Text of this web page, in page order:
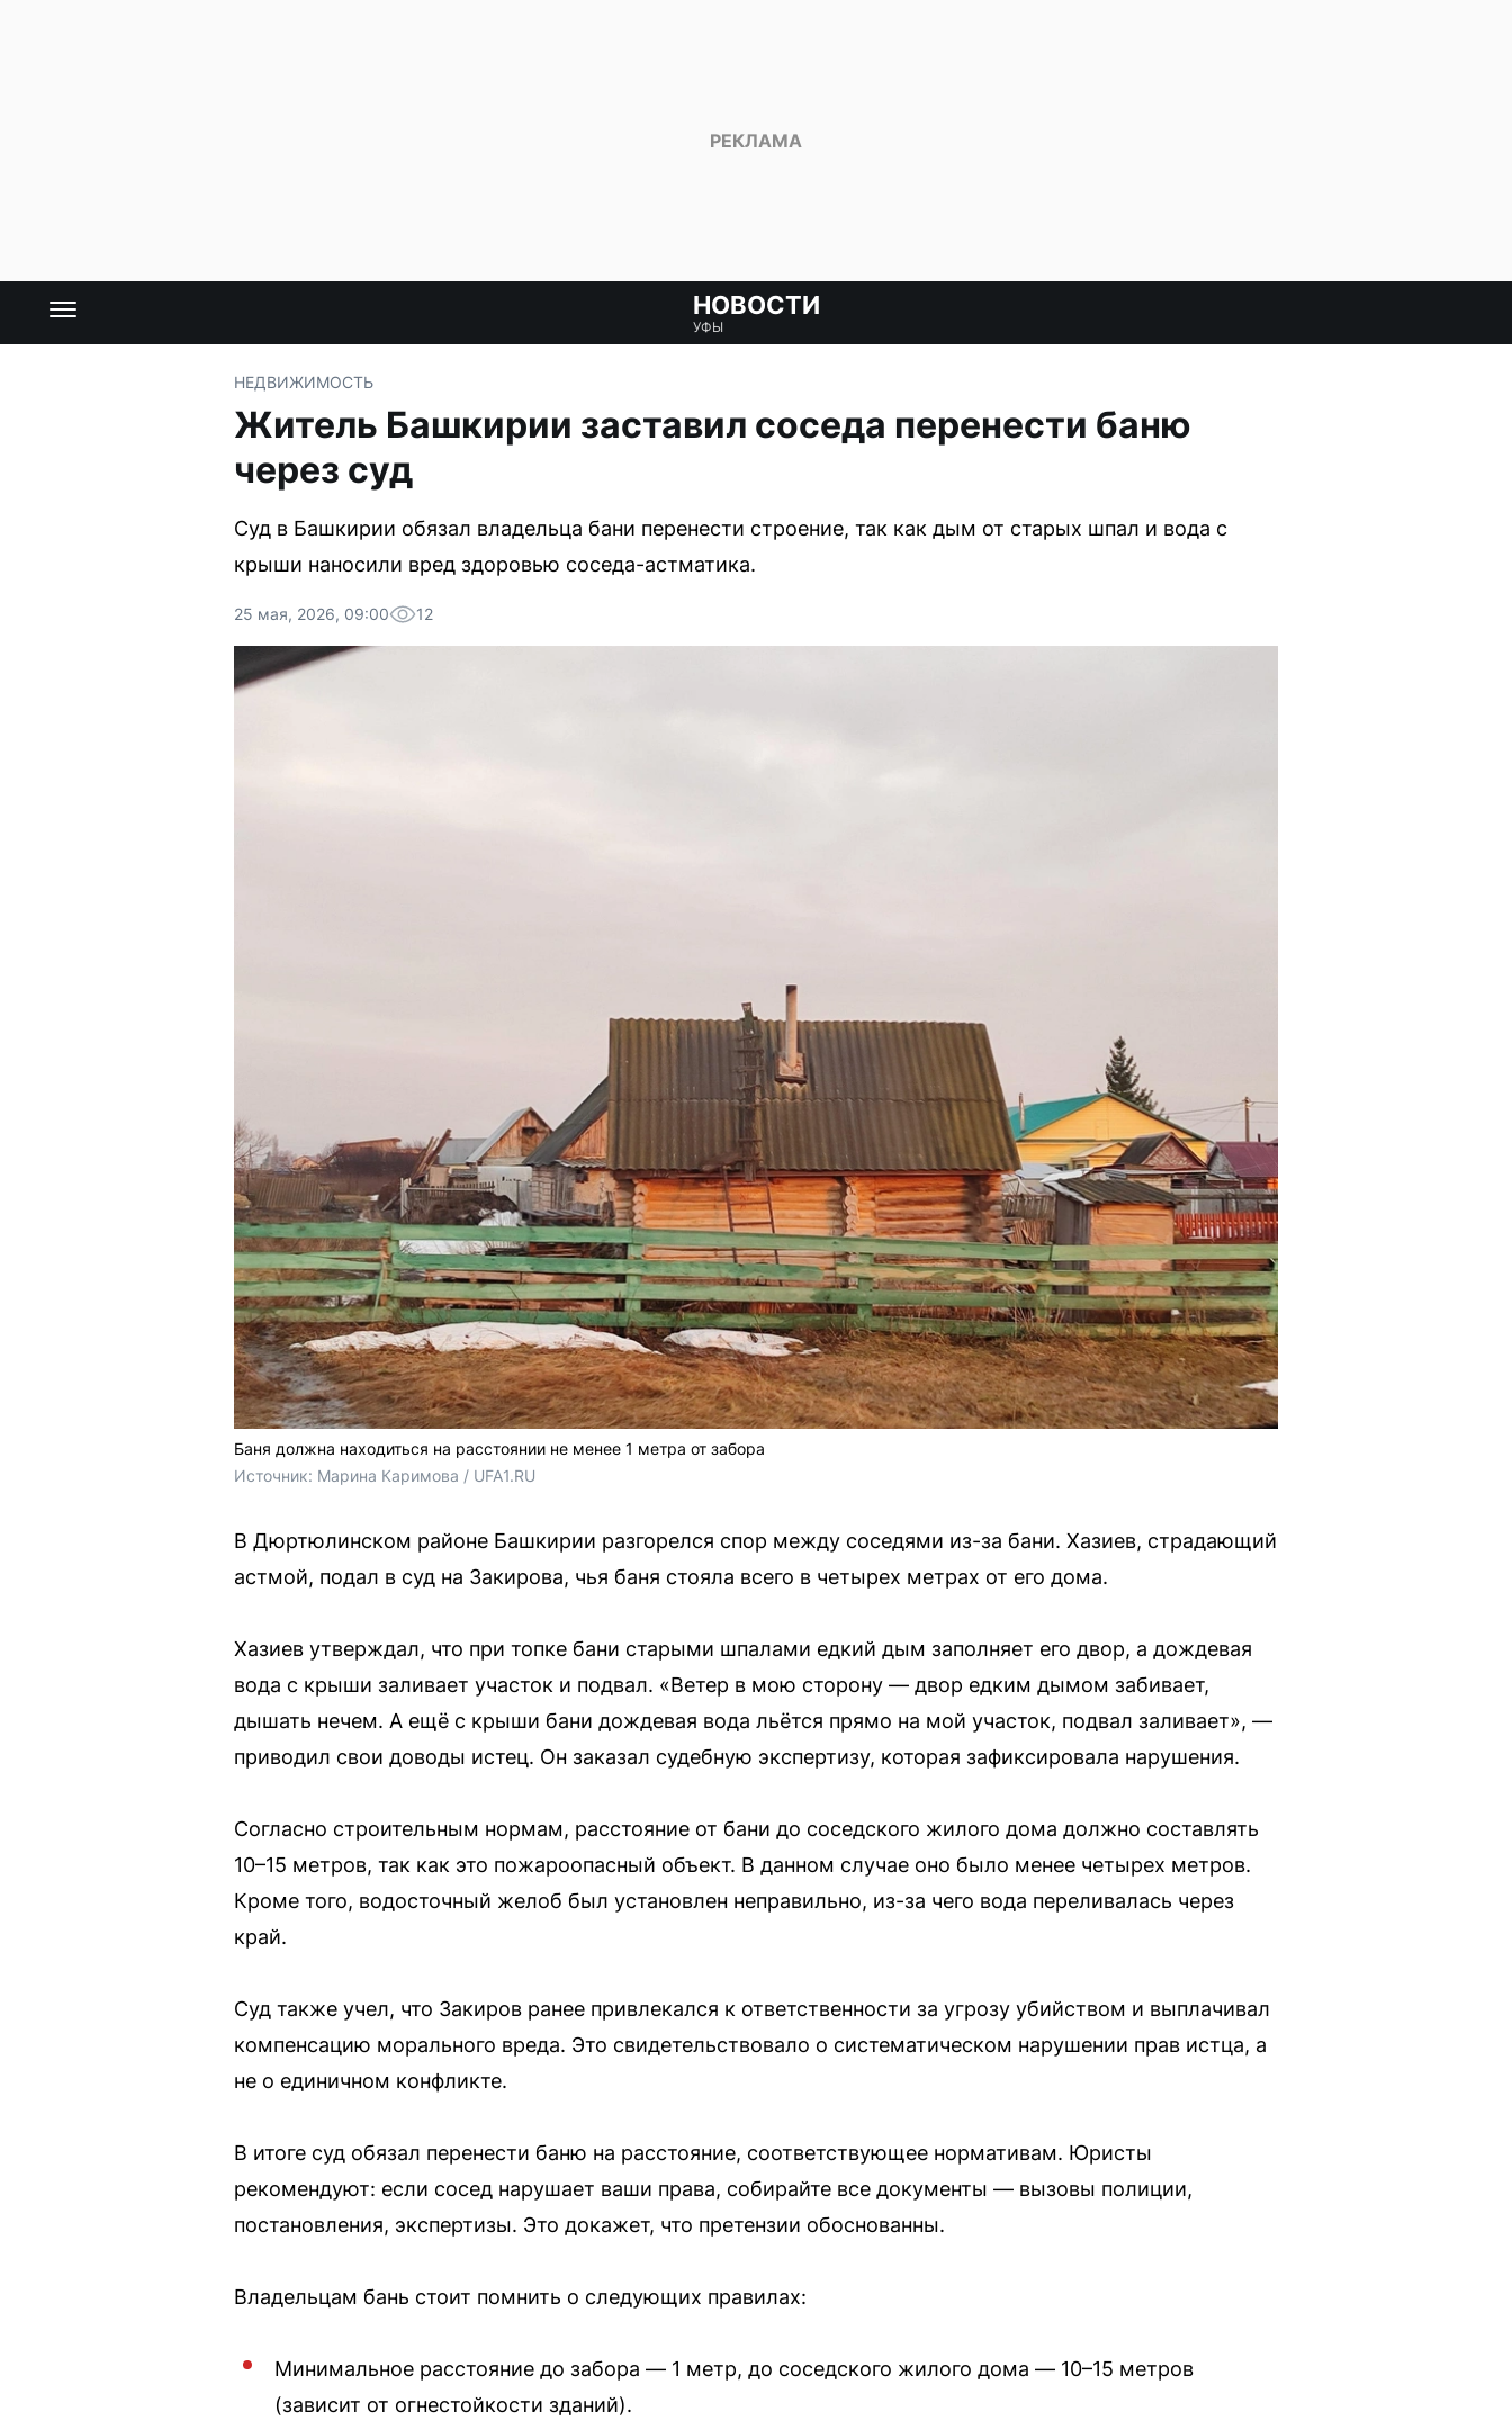
НОВОСТИ
УФЫ
НЕДВИЖИМОСТЬ
Житель Башкирии заставил соседа перенести баню
через суд
Суд в Башкирии обязал владельца бани перенести строение, так как дым от старых шпал и вода с
крыши наносили вред здоровью соседа-астматика.
25 мая, 2026, 09:00 12
Баня должна находиться на расстоянии не менее 1 метра от забора
Источник: Марина Каримова / UFA1.RU
В Дюртюлинском районе Башкирии разгорелся спор между соседями из-за бани. Хазиев, страдающий
астмой, подал в суд на Закирова, чья баня стояла всего в четырех метрах от его дома.
Хазиев утверждал, что при топке бани старыми шпалами едкий дым заполняет его двор, а дождевая
вода с крыши заливает участок и подвал. «Ветер в мою сторону — двор едким дымом забивает,
дышать нечем. А ещё с крыши бани дождевая вода льётся прямо на мой участок, подвал заливает», —
приводил свои доводы истец. Он заказал судебную экспертизу, которая зафиксировала нарушения.
Согласно строительным нормам, расстояние от бани до соседского жилого дома должно составлять
10–15 метров, так как это пожароопасный объект. В данном случае оно было менее четырех метров.
Кроме того, водосточный желоб был установлен неправильно, из-за чего вода переливалась через
край.
Суд также учел, что Закиров ранее привлекался к ответственности за угрозу убийством и выплачивал
компенсацию морального вреда. Это свидетельствовало о систематическом нарушении прав истца, а
не о единичном конфликте.
В итоге суд обязал перенести баню на расстояние, соответствующее нормативам. Юристы
рекомендуют: если сосед нарушает ваши права, собирайте все документы — вызовы полиции,
постановления, экспертизы. Это докажет, что претензии обоснованны.
Владельцам бань стоит помнить о следующих правилах:
Минимальное расстояние до забора — 1 метр, до соседского жилого дома — 10–15 метров
(зависит от огнестойкости зданий).